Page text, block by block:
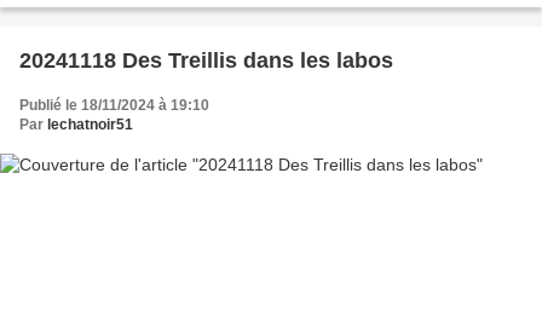
20241118 Des Treillis dans les labos
Publié le 18/11/2024 à 19:10
Par lechatnoir51